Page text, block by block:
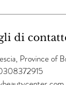
di
Province of